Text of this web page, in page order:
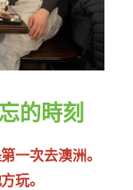
的時刻
一次去澳洲。
玩。